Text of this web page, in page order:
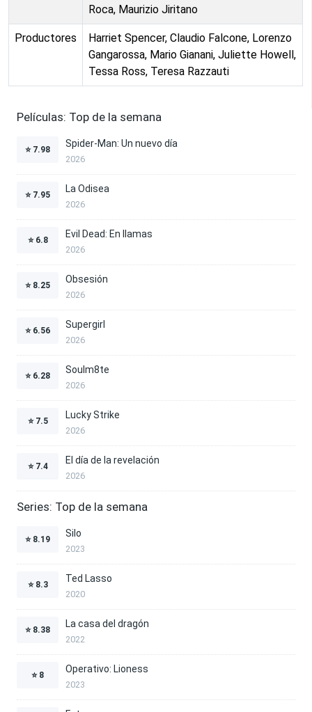
Roca, Maurizio Jiritano
Productores
Harriet Spencer, Claudio Falcone, Lorenzo
Gangarossa, Mario Gianani, Juliette Howell,
Tessa Ross, Teresa Razzauti
Películas: Top de la semana
⭐ 7.98
Spider-Man: Un nuevo día
2026
⭐ 7.95
La Odisea
2026
⭐ 6.8
Evil Dead: En llamas
2026
⭐ 8.25
Obsesión
2026
⭐ 6.56
Supergirl
2026
⭐ 6.28
Soulm8te
2026
⭐ 7.5
Lucky Strike
2026
⭐ 7.4
El día de la revelación
2026
Series: Top de la semana
⭐ 8.19
Silo
2023
⭐ 8.3
Ted Lasso
2020
⭐ 8.38
La casa del dragón
2022
⭐ 8
Operativo: Lioness
2023